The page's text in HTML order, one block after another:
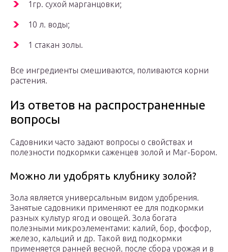
1гр. сухой марганцовки;
10 л. воды;
1 стакан золы.
Все ингредиенты смешиваются, поливаются корни
растения.
Из ответов на распространенные
вопросы
Садовники часто задают вопросы о свойствах и
полезности подкормки саженцев золой и Маг-Бором.
Можно ли удобрять клубнику золой?
Зола является универсальным видом удобрения.
Занятые садовники применяют ее для подкормки
разных культур ягод и овощей. Зола богата
полезными микроэлементами: калий, бор, фосфор,
железо, кальций и др. Такой вид подкормки
применяется ранней весной, после сбора урожая и в